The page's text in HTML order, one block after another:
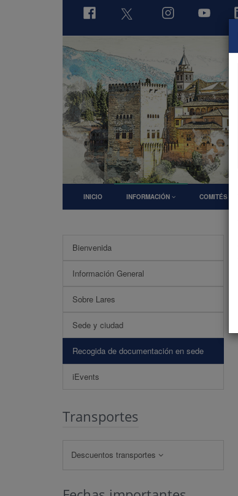
INICIO INFORMACIÓN COMITÉS
Bienvenida
Información General
Sobre Lares
Sede y ciudad
Recogida de documentación en sede
iEvents
Transportes
Descuentos transportes